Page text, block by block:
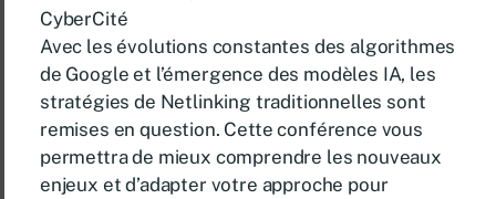
CyberCité
Avec les évolutions constantes des algorithmes
de Google et l’émergence des modèles IA, les
stratégies de Netlinking traditionnelles sont
remises en question. Cette conférence vous
permettra de mieux comprendre les nouveaux
enjeux et d’adapter votre approche pour